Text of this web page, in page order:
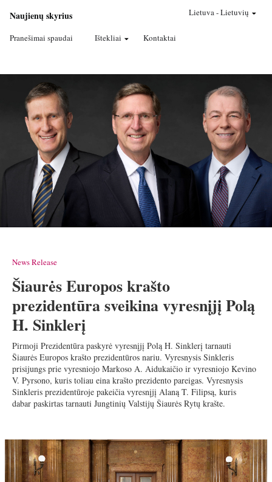
Pastarųjų
Dienų
Šventųjų
JĖZAUS
svetainė
Naujienų skyrius
Pranešimai spaudai Ištekliai Kontaktai
Lietuva-Lietuvių
News Release
Šiaurės Europos krašto
prezidentūra sveikina vyresnįjį Polą
H. Sinklerį
Pirmoji Prezidentūra paskyrė vyresnįjį Polą H. Sinklerį tarnauti
Šiaurės Europos krašto prezidentūros nariu. Vyresnysis Sinkleris
prisijungs prie vyresniojo Markoso A. Aidukaičio ir vyresniojo Kevino
V. Pyrsono, kuris toliau eina krašto prezidento pareigas. Vyresnysis
Sinkleris prezidentūroje pakeičia vyresnįjį Alaną T. Filipsą, kuris
dabar paskirtas tarnauti Jungtinių Valstijų Šiaurės Rytų krašte.